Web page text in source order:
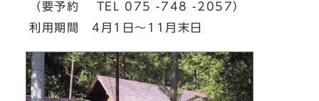
（要予約 TEL 075 -748 -2057）
利用期間 4月1日～11月末日